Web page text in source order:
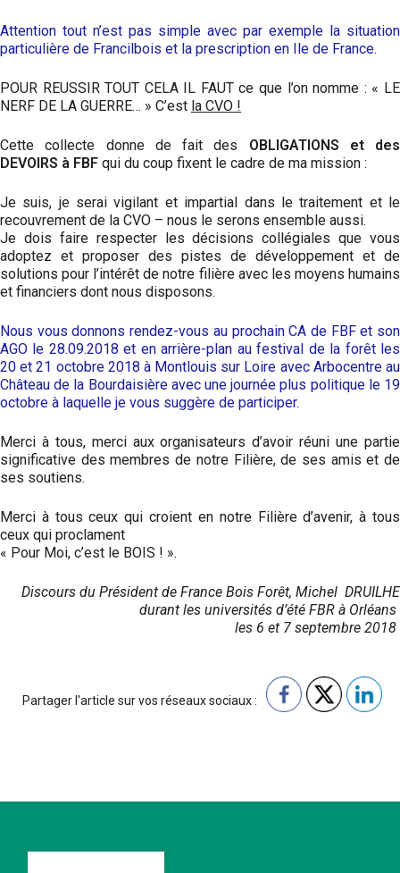
Attention tout n’est pas simple avec par exemple la situation
particulière de Francilbois et la prescription en Ile de France.
POUR REUSSIR TOUT CELA IL FAUT ce que l’on nomme : « LE
NERF DE LA GUERRE… » C’est la CVO !
Cette collecte donne de fait des OBLIGATIONS et des
DEVOIRS à FBF qui du coup fixent le cadre de ma mission :
Je suis, je serai vigilant et impartial dans le traitement et le
recouvrement de la CVO – nous le serons ensemble aussi.
Je dois faire respecter les décisions collégiales que vous
adoptez et proposer des pistes de développement et de
solutions pour l’intérêt de notre filière avec les moyens humains
et financiers dont nous disposons.
Nous vous donnons rendez-vous au prochain CA de FBF et son
AGO le 28.09.2018 et en arrière-plan au festival de la forêt les
20 et 21 octobre 2018 à Montlouis sur Loire avec Arbocentre au
Château de la Bourdaisière avec une journée plus politique le 19
octobre à laquelle je vous suggère de participer.
Merci à tous, merci aux organisateurs d’avoir réuni une partie
significative des membres de notre Filière, de ses amis et de
ses soutiens.
Merci à tous ceux qui croient en notre Filière d’avenir, à tous
ceux qui proclament
« Pour Moi, c’est le BOIS ! ».
Discours du Président de France Bois Forêt, Michel DRUILHE
durant les universités d’été FBR à Orléans
les 6 et 7 septembre 2018
Partager l'article sur vos réseaux sociaux :